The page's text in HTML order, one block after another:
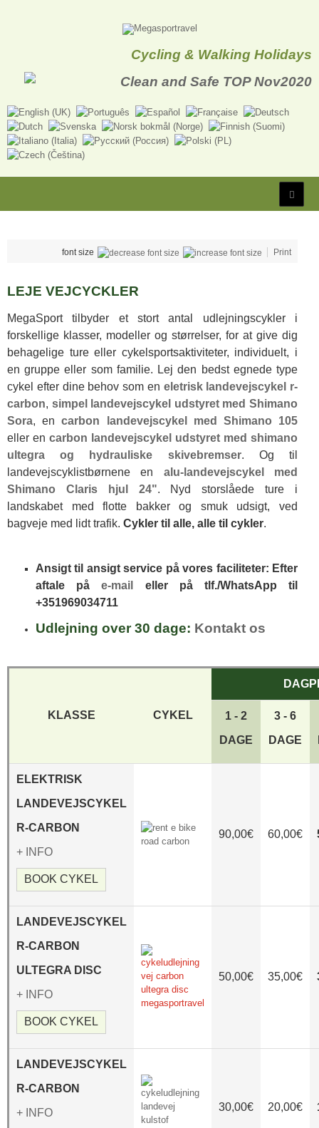
Cycling & Walking Holidays
font size Print
LEJE VEJCYCKLER
MegaSport tilbyder et stort antal udlejningscykler i
forskellige klasser, modeller og størrelser, for at give dig
behagelige ture eller cykelsportsaktiviteter, individuelt, i
en gruppe eller som familie. Lej den bedst egnede type
cykel efter dine behov som en eletrisk landevejscykel r-
carbon, simpel landevejscykel udstyret med Shimano
Sora, encarbon landevejscykel med Shimano 105
eller en carbon landevejscykel udstyret med shimano
ultegra og hydrauliske skivebremser. Og til
landevejscyklistbørnene en alu-landevejscykel med
Shimano Claris hjul 24". Nyd storslåede ture i
landskabet med flotte bakker og smuk udsigt, ved
bagveje med lidt trafik. Cykler til alle, alle til cykler.
Ansigt til ansigt service på vores faciliteter: Efter
aftale påe-mail
eller på tlf./WhatsApp til
+351969034711
Udlejning over 30 dage: Kontakt os
KLASSE CYKEL
1 - 2
DAGE
3 - 6
DAGE
ELEKTRISK
LANDEVEJSCYKEL
R-CARBON
+ INFO
BOOK CYKEL
90,00€ 60,00€
LANDEVEJSCYKEL
R-CARBON
ULTEGRA DISC
+ INFO
BOOK CYKEL
50,00€ 35,00€
LANDEVEJSCYKEL
R-CARBON
+ INFO
30,00€ 20,00€